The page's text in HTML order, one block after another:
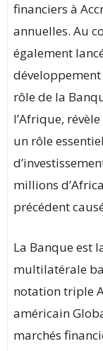
financiers à
annuelles. Au
également
rôle de la
l’Afrique,
un rôle
millions
précédent
La Banque est
multilatérale
notation triple
américain
marchés